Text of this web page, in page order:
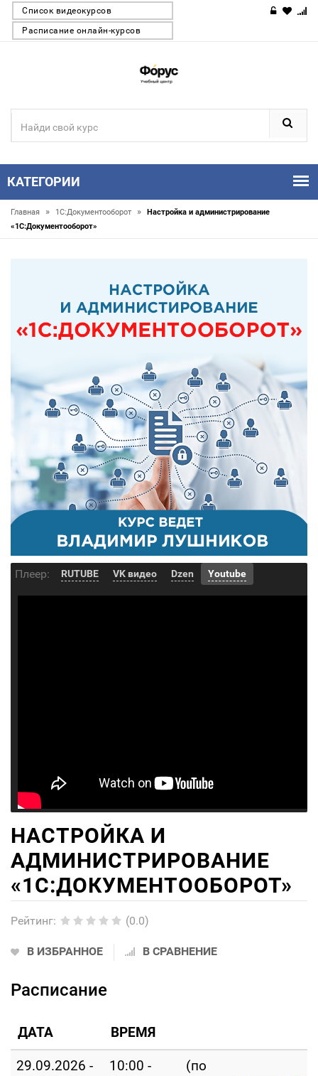
Список видеокурсов
Расписание онлайн-курсов
КАТЕГОРИИ
Главная » 1С:Документооборот »
Настройка и администрирование
«1С:Документооборот»
Плеер: RUTUBE VK видео Dzen Youtube
НАСТРОЙКА И
АДМИНИСТРИРОВАНИЕ
«1С:ДОКУМЕНТООБОРОТ»
Рейтинг: (0.0)
В ИЗБРАННОЕ В СРАВНЕНИЕ
Расписание
ДАТА ВРЕМЯ
29.09.2026 -
10:00 -
(по